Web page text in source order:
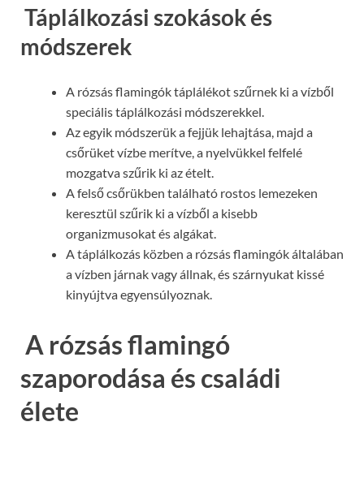
Táplálkozási szokások és
módszerek
A rózsás flamingók táplálékot szűrnek ki a vízből
speciális táplálkozási módszerekkel.
Az egyik módszerük a fejjük lehajtása, majd a
csőrüket vízbe merítve, a nyelvükkel felfelé
mozgatva szűrik ki az ételt.
A felső csőrükben található rostos lemezeken
keresztül szűrik ki a vízből a kisebb
organizmusokat és algákat.
A táplálkozás közben a rózsás flamingók általában
a vízben járnak vagy állnak, és szárnyukat kissé
kinyújtva egyensúlyoznak.
A rózsás flamingó
szaporodása és családi
élete